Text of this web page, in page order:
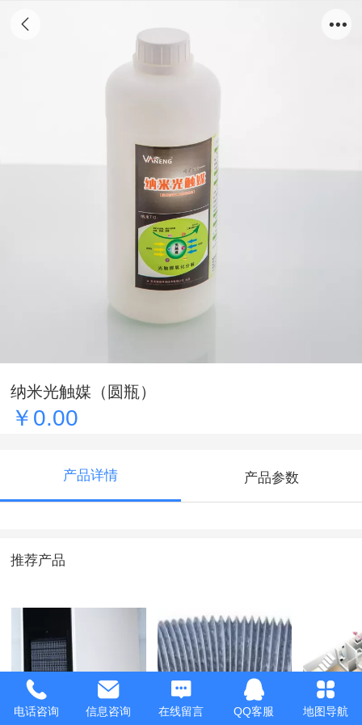
纳米光触媒（圆瓶）
￥0.00
产品详情 产品参数
推荐产品
雅能KJ-800LF落地
连接阻燃风管 新风方
电话咨询 信息咨询 在线留言 QQ客服 地图导航